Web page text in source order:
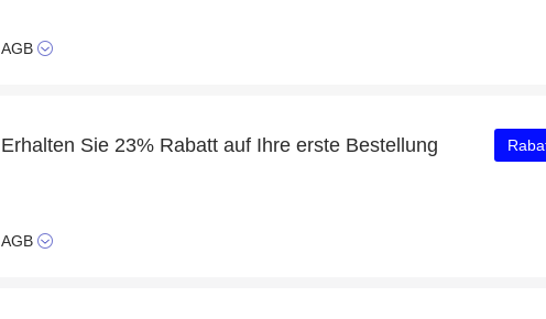
AGB
Erhalten Sie 23% Rabatt auf Ihre erste Bestellung
AGB